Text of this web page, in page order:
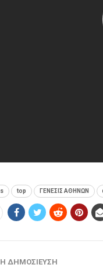
top ΓΕΝΕΣΙΣ ΑΘΗΝΩΝ
ΔΗΜΟΣΊΕΥΣΗ